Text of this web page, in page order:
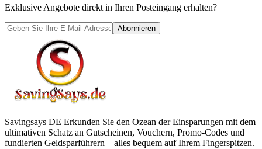
Exklusive Angebote direkt in Ihren Posteingang erhalten?
Abonnieren
Savingsays DE Erkunden Sie den Ozean der Einsparungen mit dem
ultimativen Schatz an Gutscheinen, Vouchern, Promo-Codes und
fundierten Geldsparführern – alles bequem auf Ihrem Fingerspitzen.